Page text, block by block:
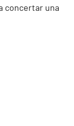
concertar una